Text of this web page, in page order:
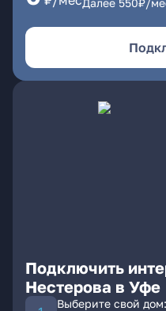
Далее 550₽/
Подключить
Нестерова в Уфе
Выберите свой